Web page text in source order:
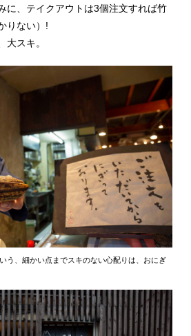
に、テイクアウトは3個注文すれば竹
りない）!
大スキ。
う、細かい点までスキのない心配りは、おにぎ